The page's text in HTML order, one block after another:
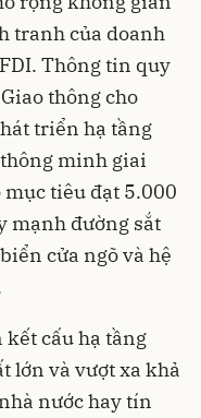
tranh của doanh
Thông tin quy
thông cho
triển hạ tầng
minh giai
tiêu đạt 5.000
mạnh đường sắt
cửa ngõ và hệ
cấu hạ tầng
lớn và vượt xa khả
nước hay tín